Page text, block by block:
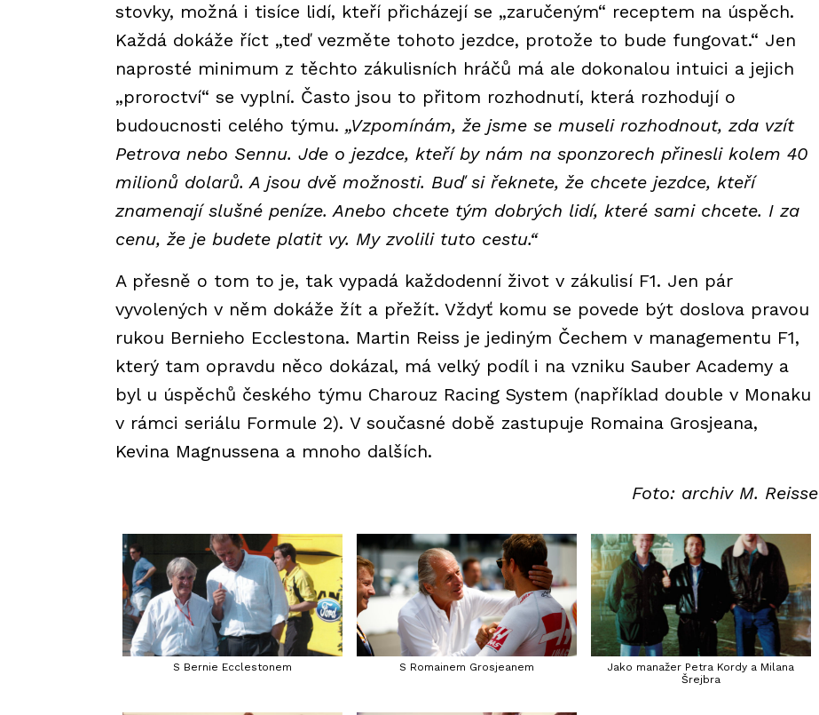
stovky, možná i tisíce lidí, kteří přicházejí se „zaručeným“ receptem na úspěch.
Každá dokáže říct „teď vezměte tohoto jezdce, protože to bude fungovat.“ Jen
naprosté minimum z těchto zákulisních hráčů má ale dokonalou intuici a jejich
„proroctví“ se vyplní. Často jsou to přitom rozhodnutí, která rozhodují o
budoucnosti celého týmu. „Vzpomínám, že jsme se museli rozhodnout, zda vzít
Petrova nebo Sennu. Jde o jezdce, kteří by nám na sponzorech přinesli kolem 40
milionů dolarů. A jsou dvě možnosti. Buď si řeknete, že chcete jezdce, kteří
znamenají slušné peníze. Anebo chcete tým dobrých lidí, které sami chcete. I za
cenu, že je budete platit vy. My zvolili tuto cestu.“
A přesně o tom to je, tak vypadá každodenní život v zákulisí F1. Jen pár
vyvolených v něm dokáže žít a přežít. Vždyť komu se povede být doslova pravou
rukou Bernieho Ecclestona. Martin Reiss je jediným Čechem v managementu F1,
který tam opravdu něco dokázal, má velký podíl i na vzniku Sauber Academy a
byl u úspěchů českého týmu Charouz Racing System (například double v Monaku
v rámci seriálu Formule 2). V současné době zastupuje Romaina Grosjeana,
Kevina Magnussena a mnoho dalších.
Foto: archiv M. Reisse
S Bernie Ecclestonem S Romainem Grosjeanem
Jako manažer Petra Kordy a Milana
Šrejbra